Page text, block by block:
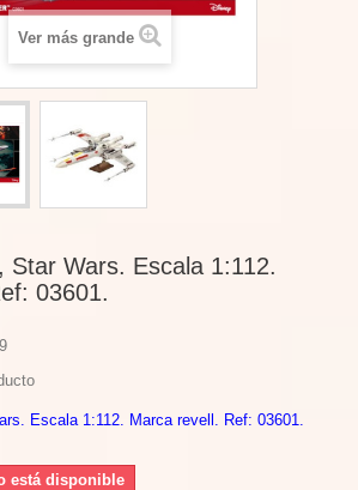
Ver más grande
Star Wars. Escala 1:112.
03601.
Escala 1:112. Marca revell. Ref: 03601.
está disponible